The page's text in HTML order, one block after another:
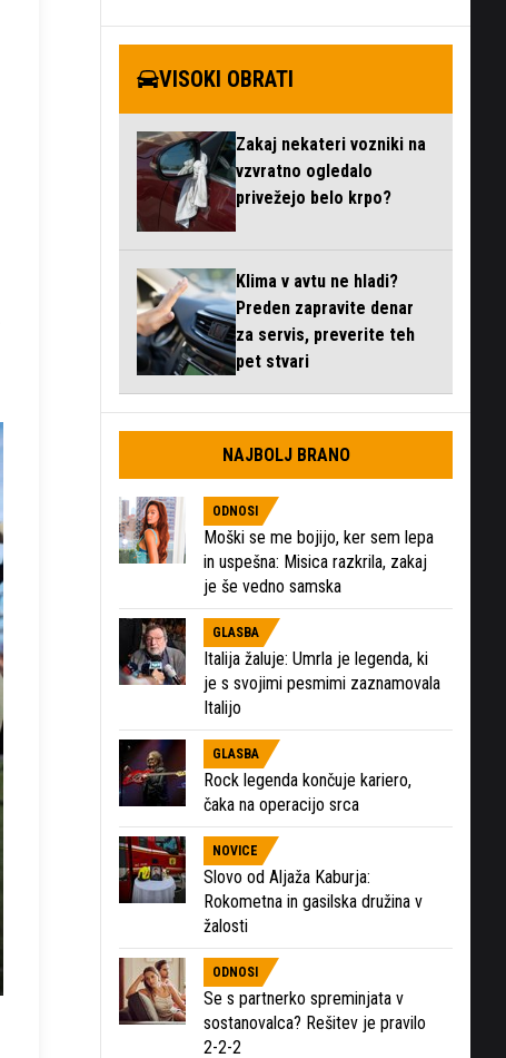
VISOKI OBRATI
Zakaj nekateri vozniki na
vzvratno ogledalo
privežejo belo krpo?
Klima v avtu ne hladi?
Preden zapravite denar
za servis, preverite teh
pet stvari
NAJBOLJ BRANO
ODNOSI
Moški se me bojijo, ker sem lepa
in uspešna: Misica razkrila, zakaj
je še vedno samska
GLASBA
Italija žaluje: Umrla je legenda, ki
je s svojimi pesmimi zaznamovala
Italijo
GLASBA
Rock legenda končuje kariero,
čaka na operacijo srca
NOVICE
Slovo od Aljaža Kaburja:
Rokometna in gasilska družina v
žalosti
ODNOSI
Se s partnerko spreminjata v
sostanovalca? Rešitev je pravilo
2-2-2